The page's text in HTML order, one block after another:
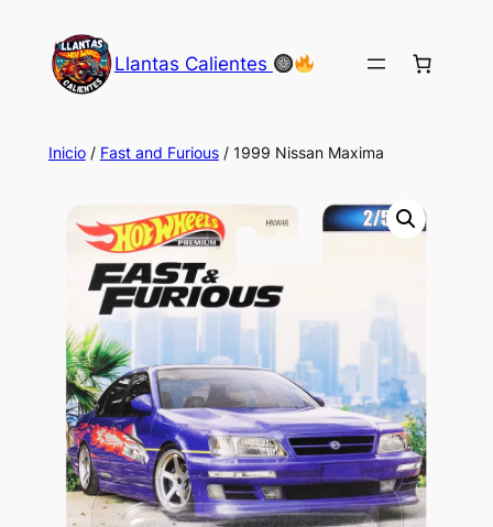
contenido
Llantas Calientes
Inicio/ Fast and Furious/ 1999 Nissan Maxima